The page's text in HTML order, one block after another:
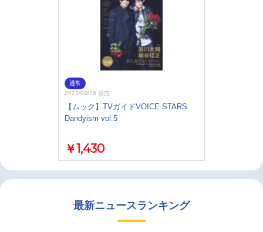
通常
2022/08/26 発売
【ムック】TVガイドVOICE STARS
Dandyism vol.5
￥1,430
最新ニュースランキング